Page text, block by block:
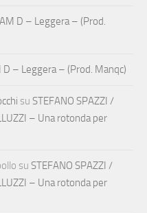
D – Leggera – (Prod.
D – Leggera – (Prod. Manqc)
su STEFANO SPAZZI /
– Una rotonda per
su STEFANO SPAZZI /
– Una rotonda per